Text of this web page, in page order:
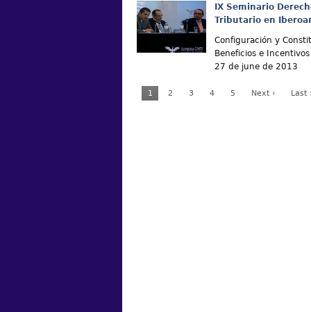
IX Seminario
Tributario en
Configuración y
Beneficios e Incentivos
27 de june de 2013
1 2 3 4 5 Next › Last